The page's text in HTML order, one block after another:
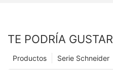
TE PODRÍA GUSTAR
Serie Schneider
Productos